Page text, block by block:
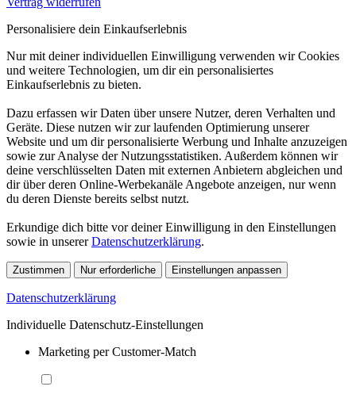
Personalisiere dein Einkaufserlebnis
Nur mit deiner individuellen Einwilligung verwenden wir Cookies
und weitere Technologien, um dir ein personalisiertes
Einkaufserlebnis zu bieten.
Dazu erfassen wir Daten über unsere Nutzer, deren Verhalten und
Geräte. Diese nutzen wir zur laufenden Optimierung unserer
Website und um dir personalisierte Werbung und Inhalte anzuzeigen
sowie zur Analyse der Nutzungsstatistiken. Außerdem können wir
deine verschlüsselten Daten mit externen Anbietern abgleichen und
dir über deren Online-Werbekanäle Angebote anzeigen, nur wenn
du deren Dienste bereits selbst nutzt.
Erkundige dich bitte vor deiner Einwilligung in den Einstellungen
sowie in unsererDatenschutzerklärung.
Zustimmen Nur erforderliche Einstellungen anpassen
Datenschutzerklärung
Individuelle Datenschutz-Einstellungen
Marketing per Customer-Match